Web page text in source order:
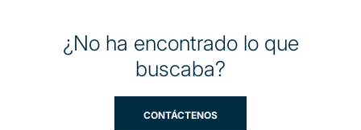
¿No ha encontrado lo que
buscaba?
CONTÁCTENOS